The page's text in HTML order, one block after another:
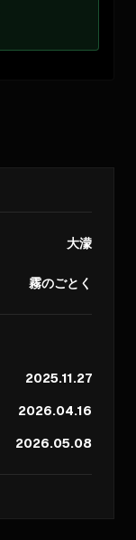
大濛
霧のごとく
2025.11.27
2026.04.16
2026.05.08